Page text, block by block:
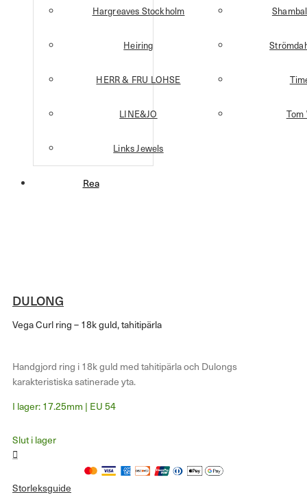
Hargreaves Stockholm
Heiring
HERR & FRU LOHSE
LINE&JO
Links Jewels
Tom
Rea
DULONG
Vega Curl ring – 18k guld, tahitipärla
Handgjord ring i 18k guld med tahitipärla och Dulongs
karakteristiska satinerade yta.
I lager: 17.25mm | EU 54
Slut i lager
Storleksguide